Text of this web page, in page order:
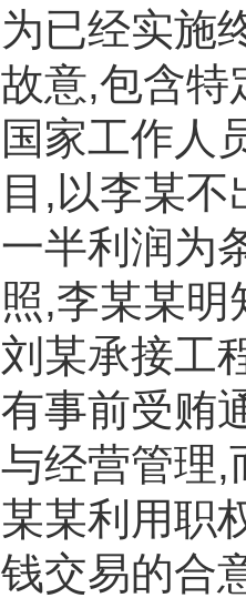
为已经实施
故意,包含特
国家工作人
目,以李某
一半利润为
照,李某某明
刘某承接工
有事前受贿
与经营管理,
某某利用职
钱交易的合